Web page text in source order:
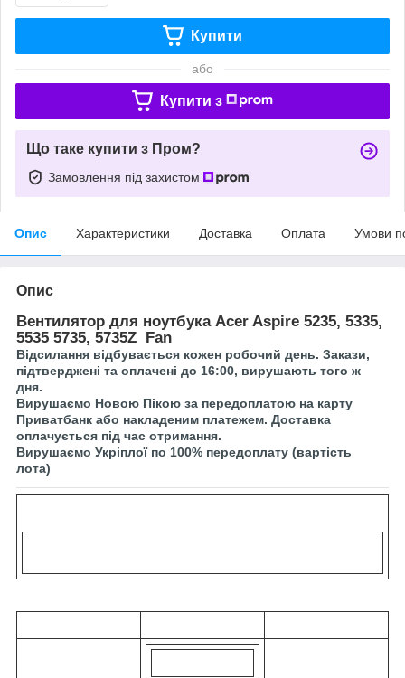
Купити
або
Купити з
Що таке купити з Пром?
Замовлення під захистом
Опис Характеристики Доставка Оплата Умови
Опис
Вентилятор для ноутбука Acer Aspire 5235, 5335,
5535 5735, 5735Z Fan
Відсилання відбувається кожен робочий день. Закази,
підтверджені та оплачені до 16:00, вирушають того ж
дня.
Вирушаємо Новою Пікою за передоплатою на карту
Приватбанк або накладеним платежем. Доставка
оплачується під час отримання.
Вирушаємо Укріплої по 100% передоплату (вартість
лота)